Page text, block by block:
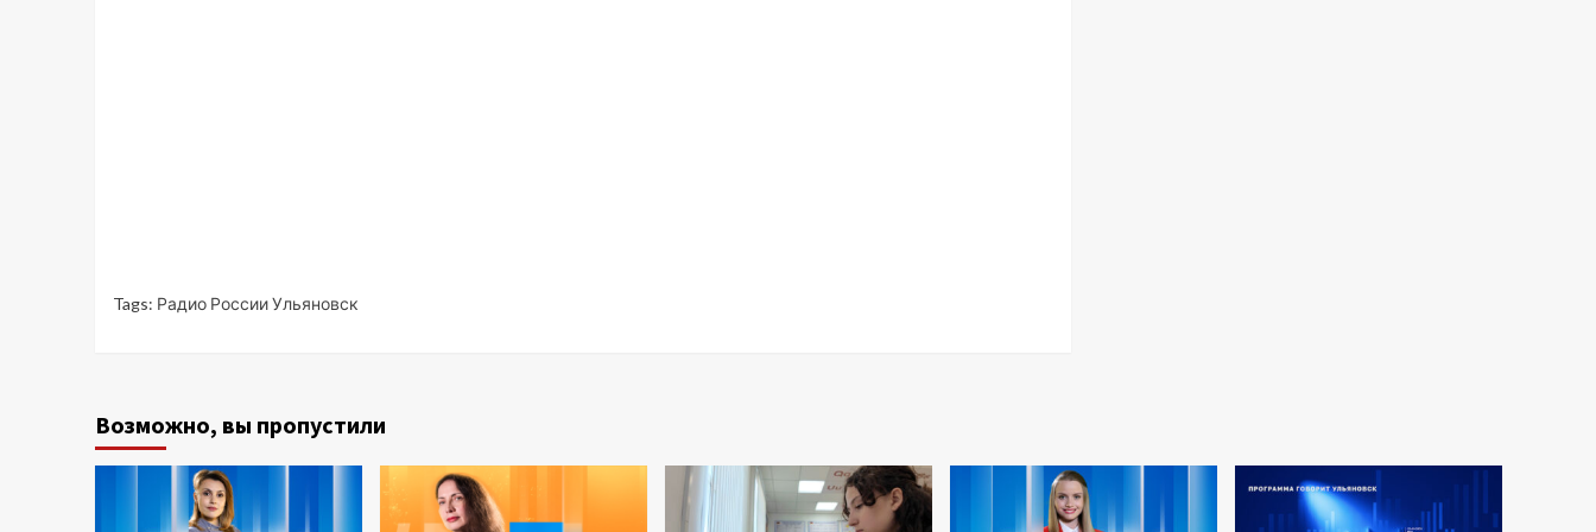
Tags: Радио России Ульяновск
Возможно, вы пропустили